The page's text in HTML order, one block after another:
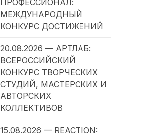
ПРОФЕССИОНАЛ:
МЕЖДУНАРОДНЫЙ
КОНКУРС ДОСТИЖЕНИЙ
20.08.2026 — АРТЛАБ:
ВСЕРОССИЙСКИЙ
КОНКУРС ТВОРЧЕСКИХ
СТУДИЙ, МАСТЕРСКИХ И
АВТОРСКИХ
КОЛЛЕКТИВОВ
15.08.2026 — REACTION: